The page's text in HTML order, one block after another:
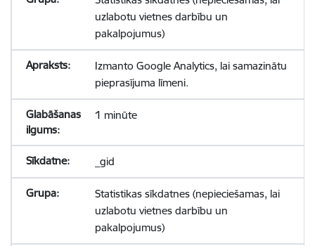
uzlabotu vietnes darbību un
pakalpojumus)
Izmanto Google Analytics, lai samazinātu
pieprasījuma līmeni.
1 minūte
_gid
Statistikas sīkdatnes (nepieciešamas, lai
uzlabotu vietnes darbību un
pakalpojumus)